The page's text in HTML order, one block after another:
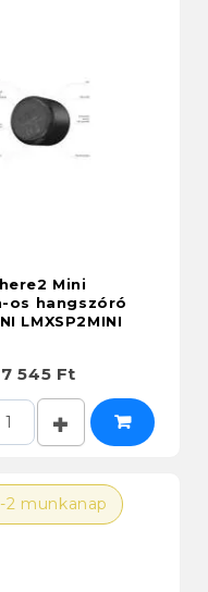
Mini
os hangszóró
LMXSP2MINI
7 545 Ft
2 munkanap